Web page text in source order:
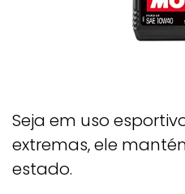
Seja em uso
extremas, ele
estado.